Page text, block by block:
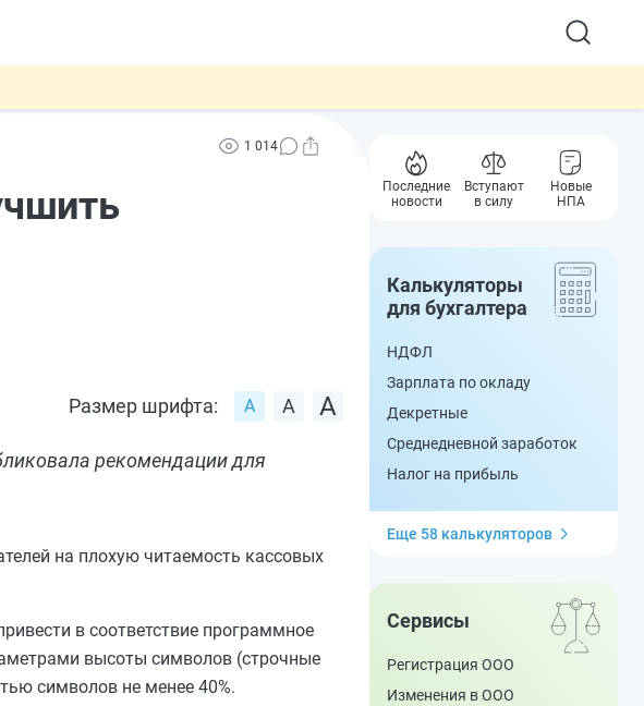
1 014
Размер шрифта:
рекомендации для
на плохую читаемость кассовых
в соответствие программное
высоты символов (строчные
символов не менее 40%.
Последние
новости
Вступают
в силу
Новые
НПА
Калькуляторы
для бухгалтера
НДФЛ
Зарплата по окладу
Декретные
Среднедневной заработок
Налог на прибыль
Еще 58 калькуляторов
Сервисы
Регистрация ООО
Изменения в ООО